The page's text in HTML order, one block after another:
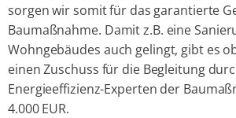
sorgen wir somit für das garantierte
Baumaßnahme. Damit z.B. eine
Wohngebäudes auch gelingt, gibt es
einen Zuschuss für die Begleitung
Energieeffizienz-Experten der
4.000 EUR.